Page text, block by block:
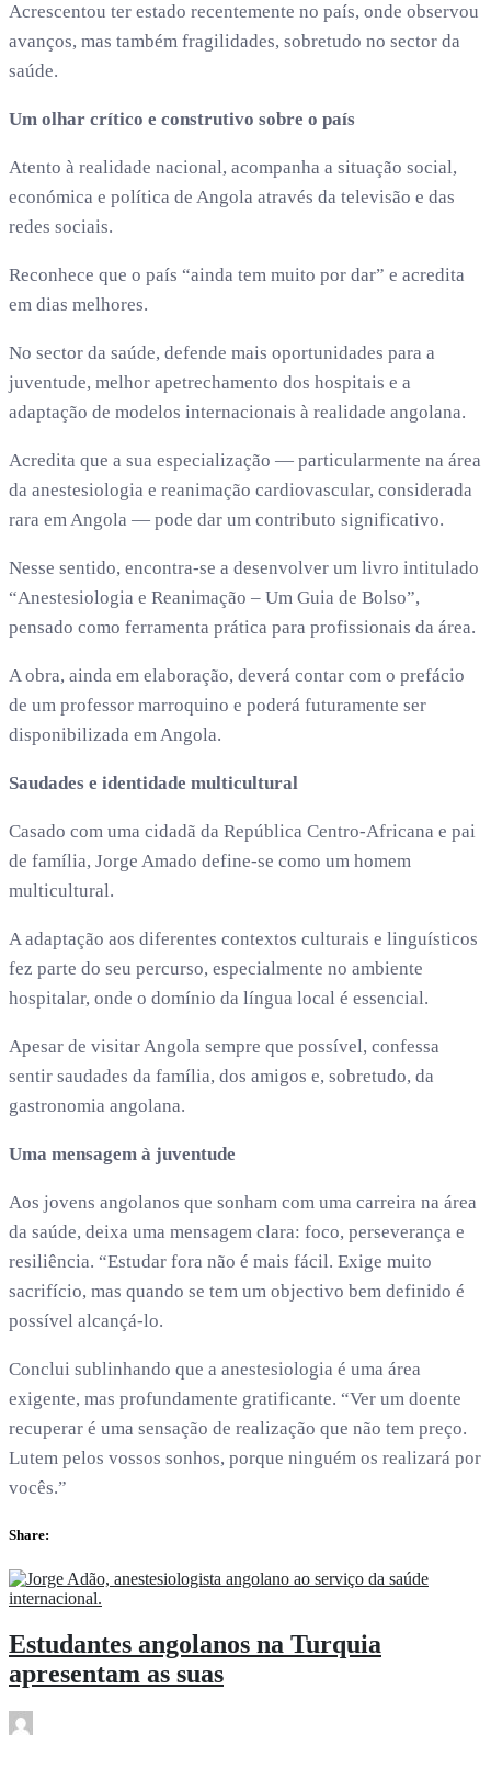
Acrescentou ter estado recentemente no país, onde observou
avanços, mas também fragilidades, sobretudo no sector da
saúde.
Um olhar crítico e construtivo sobre o país
Atento à realidade nacional, acompanha a situação social,
económica e política de Angola através da televisão e das
redes sociais.
Reconhece que o país “ainda tem muito por dar” e acredita
em dias melhores.
No sector da saúde, defende mais oportunidades para a
juventude, melhor apetrechamento dos hospitais e a
adaptação de modelos internacionais à realidade angolana.
Acredita que a sua especialização — particularmente na área
da anestesiologia e reanimação cardiovascular, considerada
rara em Angola — pode dar um contributo significativo.
Nesse sentido, encontra-se a desenvolver um livro intitulado
“Anestesiologia e Reanimação – Um Guia de Bolso”,
pensado como ferramenta prática para profissionais da área.
A obra, ainda em elaboração, deverá contar com o prefácio
de um professor marroquino e poderá futuramente ser
disponibilizada em Angola.
Saudades e identidade multicultural
Casado com uma cidadã da República Centro-Africana e pai
de família, Jorge Amado define-se como um homem
multicultural.
A adaptação aos diferentes contextos culturais e linguísticos
fez parte do seu percurso, especialmente no ambiente
hospitalar, onde o domínio da língua local é essencial.
Apesar de visitar Angola sempre que possível, confessa
sentir saudades da família, dos amigos e, sobretudo, da
gastronomia angolana.
Uma mensagem à juventude
Aos jovens angolanos que sonham com uma carreira na área
da saúde, deixa uma mensagem clara: foco, perseverança e
resiliência. “Estudar fora não é mais fácil. Exige muito
sacrifício, mas quando se tem um objectivo bem definido é
possível alcançá-lo.
Conclui sublinhando que a anestesiologia é uma área
exigente, mas profundamente gratificante. “Ver um doente
recuperar é uma sensação de realização que não tem preço.
Lutem pelos vossos sonhos, porque ninguém os realizará por
vocês.”
Share:
Estudantes angolanos na Turquia
apresentam as suas